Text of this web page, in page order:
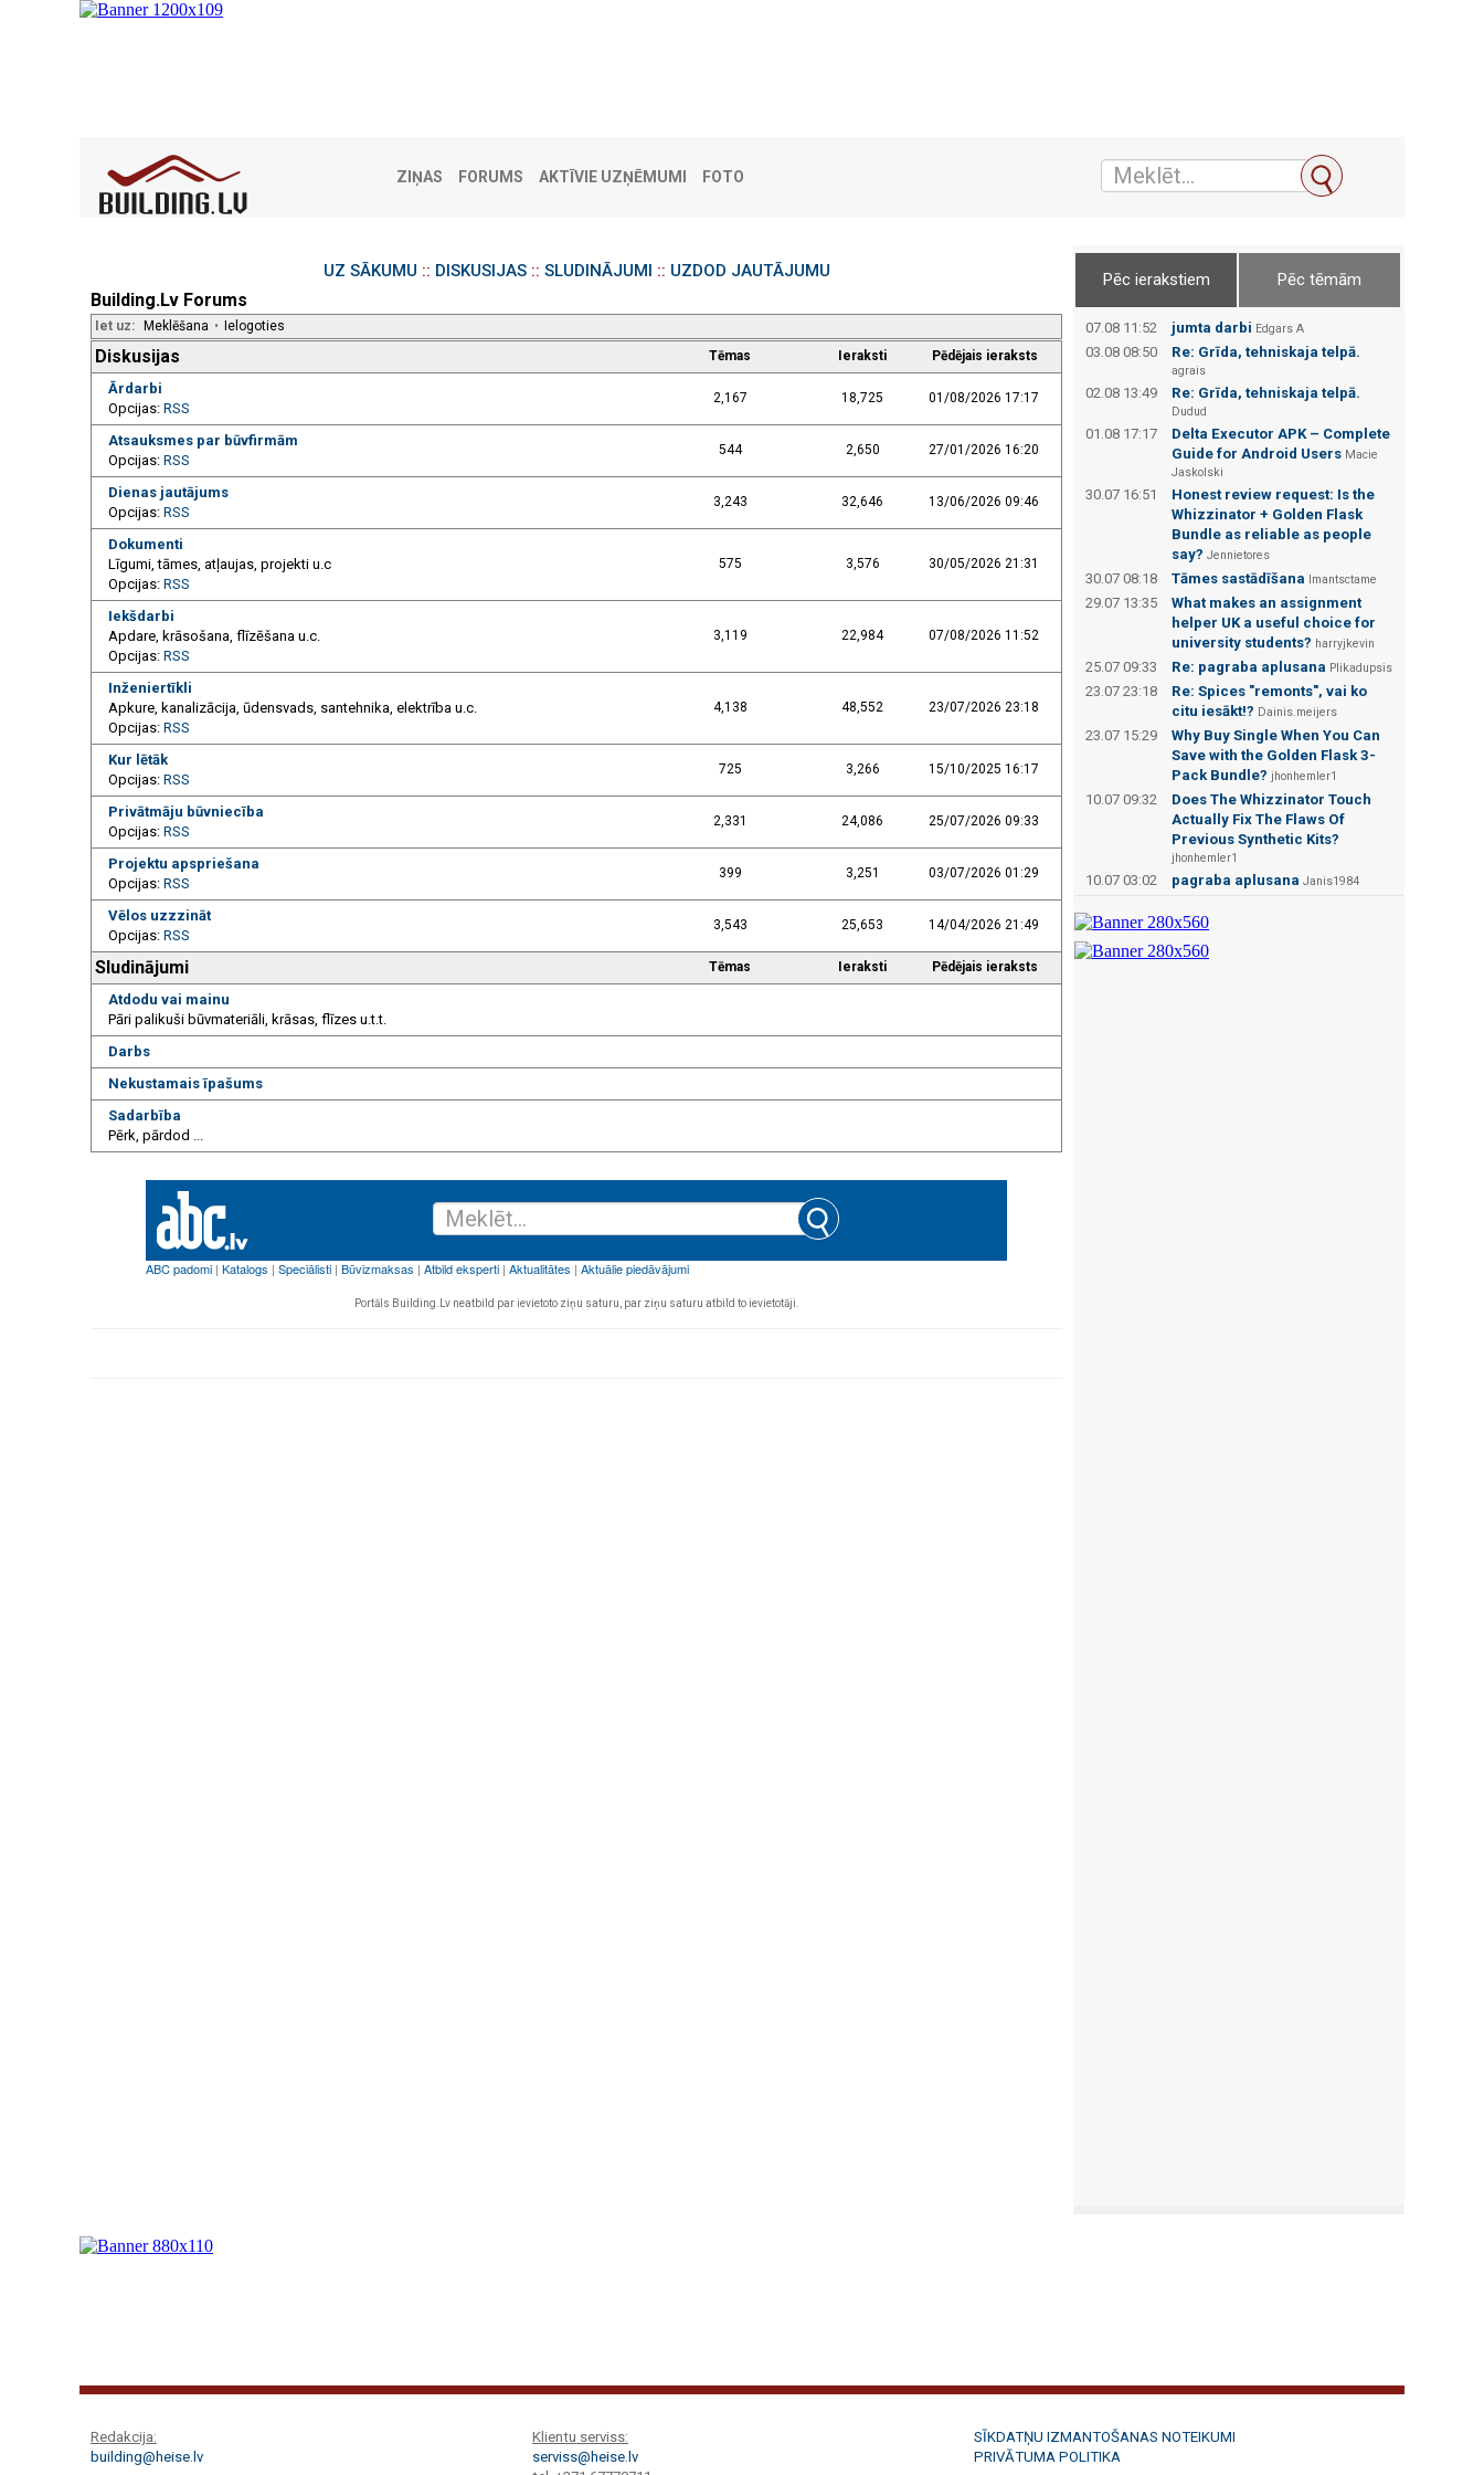
ZIŅAS FORUMS AKTĪVIE UZŅĒMUMI FOTO
UZ SĀKUMU :: DISKUSIJAS:: SLUDINĀJUMI :: UZDOD JAUTĀJUMU
Building.Lv Forums
Iet uz: Meklēšana • Ielogoties
Diskusijas Tēmas Ieraksti Pēdējais ieraksts
Ārdarbi
Opcijas: RSS
2,167 18,725 01/08/2026 17:17
Atsauksmes par būvfirmām
Opcijas: RSS
544 2,650 27/01/2026 16:20
Dienas jautājums
Opcijas: RSS
3,243 32,646 13/06/2026 09:46
Dokumenti
Līgumi, tāmes, atļaujas, projekti u.c
Opcijas: RSS
575 3,576 30/05/2026 21:31
Iekšdarbi
Apdare, krāsošana, flīzēšana u.c.
Opcijas: RSS
3,119 22,984 07/08/2026 11:52
Inženiertīkli
Apkure, kanalizācija, ūdensvads, santehnika, elektrība u.c.
Opcijas: RSS
4,138 48,552 23/07/2026 23:18
Kur lētāk
Opcijas: RSS
725 3,266 15/10/2025 16:17
Privātmāju būvniecība
Opcijas: RSS
2,331 24,086 25/07/2026 09:33
Projektu apspriešana
Opcijas: RSS
399 3,251 03/07/2026 01:29
Vēlos uzzzināt
Opcijas: RSS
3,543 25,653 14/04/2026 21:49
Sludinājumi Tēmas Ieraksti Pēdējais ieraksts
Atdodu vai mainu
Pāri palikuši būvmateriāli, krāsas, flīzes u.t.t.
Darbs
Nekustamais īpašums
Sadarbība
Pērk, pārdod ...
Portāls Building.Lv neatbild par ievietoto ziņu saturu, par ziņu saturu atbild to ievietotāji.
Pēc ierakstiem Pēc tēmām
07.08 11:52 jumta darbi Edgars А
03.08 08:50 Re: Grīda, tehniskaja telpā.
agrais
02.08 13:49 Re: Grīda, tehniskaja telpā.
Dudud
01.08 17:17
Delta Executor APK – Complete
Guide for Android Users Macie
Jaskolski
30.07 16:51
Honest review request: Is the
Whizzinator + Golden Flask
Bundle as reliable as people
say? Jennietores
30.07 08:18 Tāmes sastādīšana Imantsctame
29.07 13:35
What makes an assignment
helper UK a useful choice for
university students? harryjkevin
25.07 09:33 Re: pagraba aplusana Plikadupsis
23.07 23:18
Re: Spices "remonts", vai ko
citu iesākt!? Dainis.meijers
23.07 15:29
Why Buy Single When You Can
Save with the Golden Flask 3-
Pack Bundle? jhonhemler1
10.07 09:32
Does The Whizzinator Touch
Actually Fix The Flaws Of
Previous Synthetic Kits?
jhonhemler1
10.07 03:02 pagraba aplusana Janis1984
Redakcija:
building@heise.lv
Klientu serviss:
serviss@heise.lv
SĪKDATŅU IZMANTOŠANAS NOTEIKUMI
PRIVĀTUMA POLITIKA